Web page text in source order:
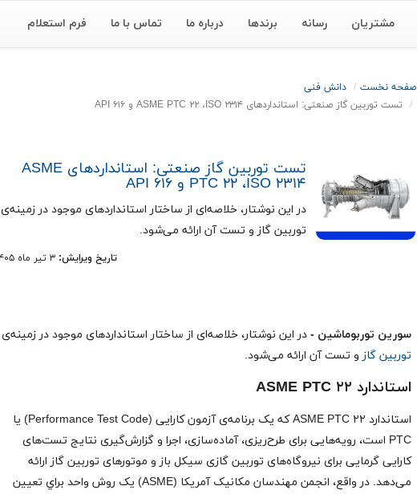
مشتریان رسانه برندها درباره ما تماس با ما فرم استعلام
صفحه نخست
دانش فنی
تست توربین گاز صنعتی: استانداردهای ASME PTC ۲۲ ،ISO ۲۳۱۴ و API ۶۱۶
تست توربین گاز صنعتی: استانداردهای ASME
PTC ۲۲ ،ISO ۲۳۱۴ و API ۶۱۶
در این نوشتار، خلاصه‌ای از ساختار استانداردهای موجود در زمینه‌ی
توربین گاز و تست آن ارائه می‌شود.
تاریخ ویرایش:۳ تیر ماه ۱۴۰۵
سورین توربوماشین -در این نوشتار، خلاصه‌ای از ساختار استانداردهای موجود در زمینه‌ی
توربین گاز و تست آن ارائه می‌شود.
استاندارد ASME PTC ۲۲
استاندارد ASME PTC ۲۲ که یک برنامه‌ی آزمون کارایی (Performance Test Code) یا
PTC است، رویه‌هایی برای طرح‌ریزی، آماده‌سازی،‌ اجرا و گزارش‌گیری نتایج تست‌های
کارایی گرمایی برای نیروگاه‌های توربین گازی سیکل باز و موتورهای توربین گاز ارائه
می‌دهد. در واقع، انجمن مهندسان مكانیک آمريكا (ASME) یک روش واحد براي تعيين